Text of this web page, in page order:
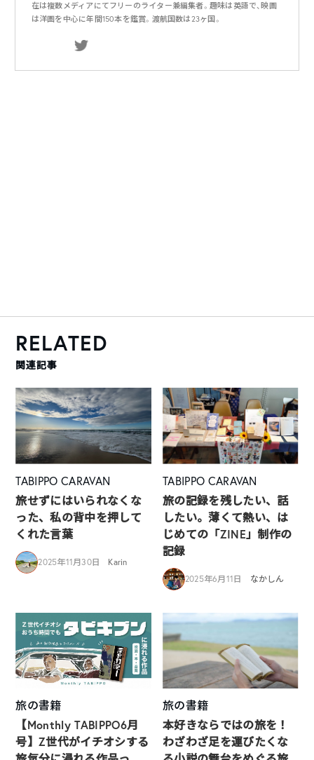
在は複数メディアにてフリーのライター兼編集者。趣味は英語で、映画
は洋画を中心に年間150本を鑑賞。渡航国数は23ヶ国。
RELATED
関連記事
TABIPPO CARAVAN
旅せずにはいられなくな
った、私の背中を押して
くれた言葉
2025年11月30日 Karin
TABIPPO CARAVAN
旅の記録を残したい、話
したい。薄くて熱い、は
じめての「ZINE」制作の
記録
2025年6月11日 なかしん
旅の書籍
【Monthly TABIPPO6月
号】Z世代がイチオシする
旅の書籍
本好きならではの旅を！
わざわざ足を運びたくな